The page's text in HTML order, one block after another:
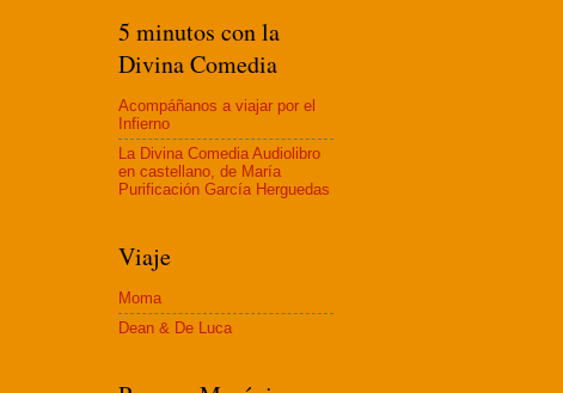
5 minutos con la
Divina Comedia
Acompáñanos a viajar por el
Infierno
La Divina Comedia Audiolibro
en castellano, de María
Purificación García Herguedas
Viaje
Moma
Dean & De Luca